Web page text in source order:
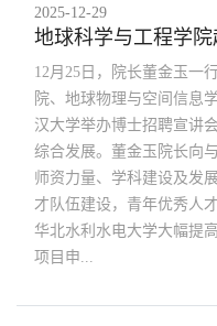
2025-12-29
地球科学与工程学
12月25日，院长董金玉一
院、地球物理与空间信息
汉大学举办博士招聘宣讲
综合发展。董金玉院长向
师资力量、学科建设及发
才队伍建设，青年优秀人
华北水利水电大学大幅提
项目申...